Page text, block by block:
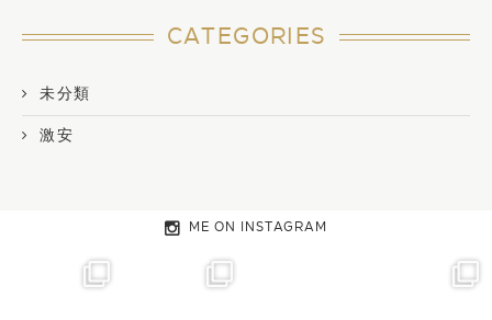
CATEGORIES
未分類
激安
ME ON INSTAGRAM